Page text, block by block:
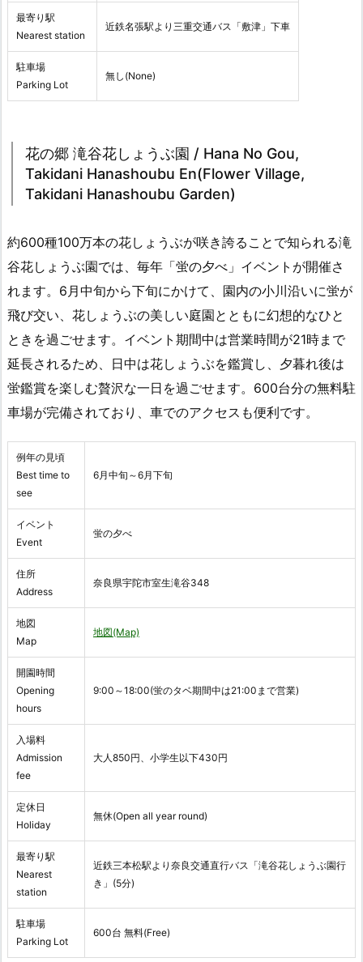
最寄り駅
Nearest station
近鉄名張駅より三重交通バス「敷津」下車
駐車場
Parking Lot
無し(None)
花の郷 滝谷花しょうぶ園 / Hana No Gou,
Takidani Hanashoubu En(Flower Village,
Takidani Hanashoubu Garden)
約600種100万本の花しょうぶが咲き誇ることで知られる滝
谷花しょうぶ園では、毎年「蛍の夕べ」イベントが開催さ
れます。6月中旬から下旬にかけて、園内の小川沿いに蛍が
飛び交い、花しょうぶの美しい庭園とともに幻想的なひと
ときを過ごせます。イベント期間中は営業時間が21時まで
延長されるため、日中は花しょうぶを鑑賞し、夕暮れ後は
蛍鑑賞を楽しむ贅沢な一日を過ごせます。600台分の無料駐
車場が完備されており、車でのアクセスも便利です。
例年の見頃
Best time to
see
6月中旬～6月下旬
イベント
Event
蛍の夕べ
住所
Address
奈良県宇陀市室生滝谷348
地図
Map
地図(Map)
開園時間
Opening
hours
9:00～18:00(蛍のタベ期間中は21:00まで営業)
入場料
Admission
fee
大人850円、小学生以下430円
定休日
Holiday
無休(Open all year round)
最寄り駅
Nearest
station
近鉄三本松駅より奈良交通直行バス「滝谷花しょうぶ園行
き」(5分)
駐車場
Parking Lot
600台 無料(Free)